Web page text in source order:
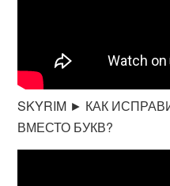
SKYRIM ► КАК
ВМЕСТО БУКВ?